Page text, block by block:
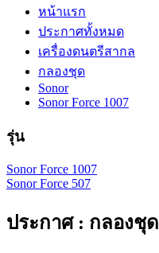
หน้าแรก
ประกาศทั้งหมด
เครื่องดนตรีสากล
กลองชุด
Sonor
Sonor Force 1007
รุ่น
Sonor Force 1007
Sonor Force 507
ประกาศ : กลองชุด